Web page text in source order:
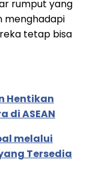
rumput yang
menghadapi
tetap bisa
Hentikan
di ASEAN
melalui
Tersedia